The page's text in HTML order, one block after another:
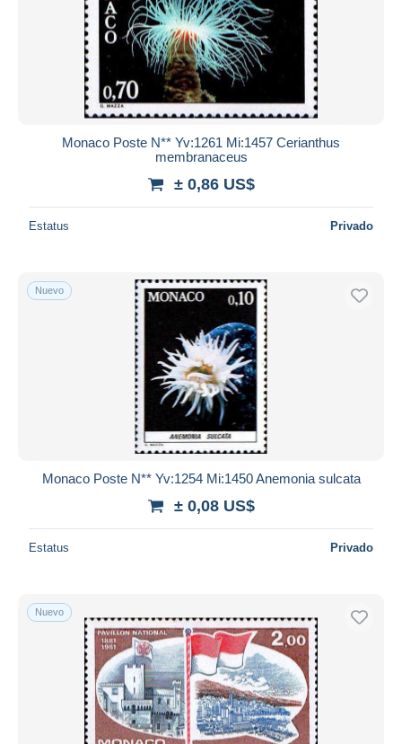
Monaco Poste N** Yv:1261 Mi:1457 Cerianthus
membranaceus
± 0,86 US$
Estatus Privado
Nuevo
Monaco Poste N** Yv:1254 Mi:1450 Anemonia sulcata
± 0,08 US$
Estatus Privado
Nuevo